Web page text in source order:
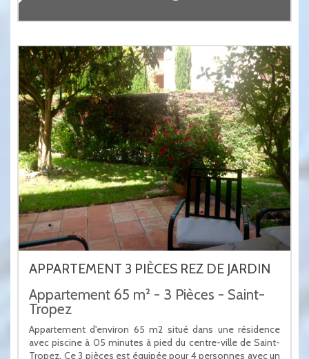
APPARTEMENT 3 PIÈCES REZ DE JARDIN
Appartement 65 m² - 3 Pièces - Saint-
Tropez
Appartement d'environ 65 m2 situé dans une résidence
avec piscine à 05 minutes à pied du centre-ville de Saint-
Tropez. Ce 3 pièces est équipée pour 4 personnes avec un